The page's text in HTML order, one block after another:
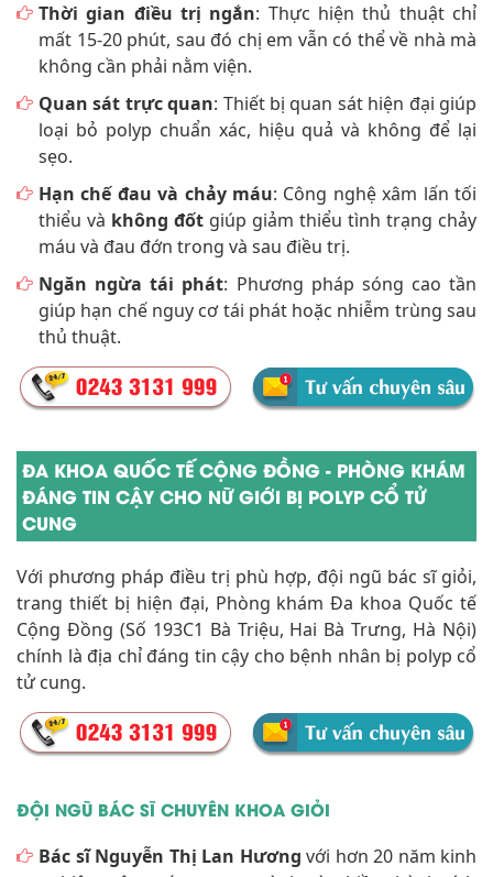
Thời gian điều trị ngắn: Thực hiện thủ thuật chỉ
mất 15-20 phút, sau đó chị em vẫn có thể về nhà mà
không cần phải nằm viện.
Quan sát trực quan: Thiết bị quan sát hiện đại giúp
loại bỏ polyp chuẩn xác, hiệu quả và không để lại
sẹo.
Hạn chế đau và chảy máu: Công nghệ xâm lấn tối
thiểu và không đốt giúp giảm thiểu tình trạng chảy
máu và đau đớn trong và sau điều trị.
Ngăn ngừa tái phát: Phương pháp sóng cao tần
giúp hạn chế nguy cơ tái phát hoặc nhiễm trùng sau
thủ thuật.
ĐA KHOA QUỐC TẾ CỘNG ĐỒNG - PHÒNG KHÁM
ĐÁNG TIN CẬY CHO NỮ GIỚI BỊ POLYP CỔ TỬ
CUNG
Với phương pháp điều trị phù hợp, đội ngũ bác sĩ giỏi,
trang thiết bị hiện đại, Phòng khám Đa khoa Quốc tế
Cộng Đồng (Số 193C1 Bà Triệu, Hai Bà Trưng, Hà Nội)
chính là địa chỉ đáng tin cậy cho bệnh nhân bị polyp cổ
tử cung.
ĐỘI NGŨ BÁC SĨ CHUYÊN KHOA GIỎI
Bác sĩ Nguyễn Thị Lan Hương với hơn 20 năm kinh